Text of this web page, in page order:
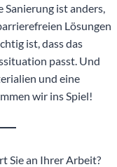
Sanierung ist anders,
Lösungen
ist, dass das
passt. Und
und eine
wir ins Spiel!
Sie an Ihrer Arbeit?